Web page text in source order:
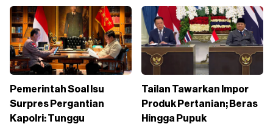
Pemerintah Soal Isu
Surpres Pergantian
Kapolri: Tunggu
Tailan Tawarkan Impor
Produk Pertanian; Beras
Hingga Pupuk